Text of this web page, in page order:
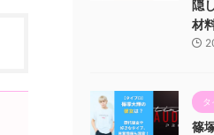
隠
材
タ
篠